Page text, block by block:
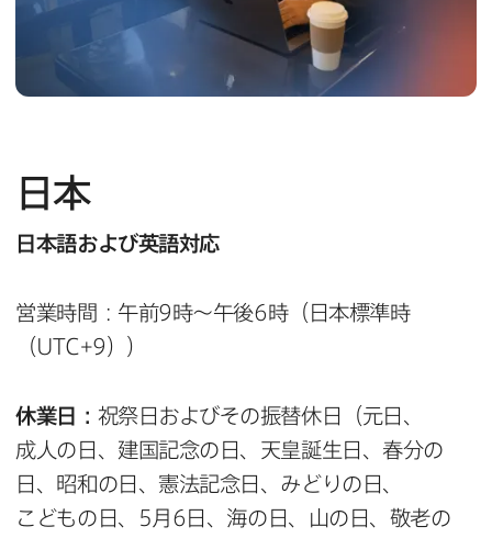
日本
日本語および​英語対応
営業時間：午前9時～午後6時（日本標準時
（ UTC+9 ））
休業日： 祝祭日および​その​振替休日​（元日、​
成人の​日、​建国記念の​日、​天皇誕生日、​春分の​
日、​昭和の​日、​憲法記念日、​みどりの​日、​
こどもの​日、
5 月 6 日、​海の​日、​山の​日、​敬老の​